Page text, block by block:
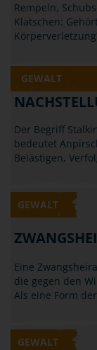
Rempeln,
Klatschen:
GEWALT
Der Begriff
bedeutet
Belästigen,
GEWALT
Eine
die gegen den
Als eine Form
GEWALT